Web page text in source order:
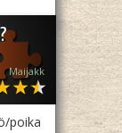
Maijakk
poika